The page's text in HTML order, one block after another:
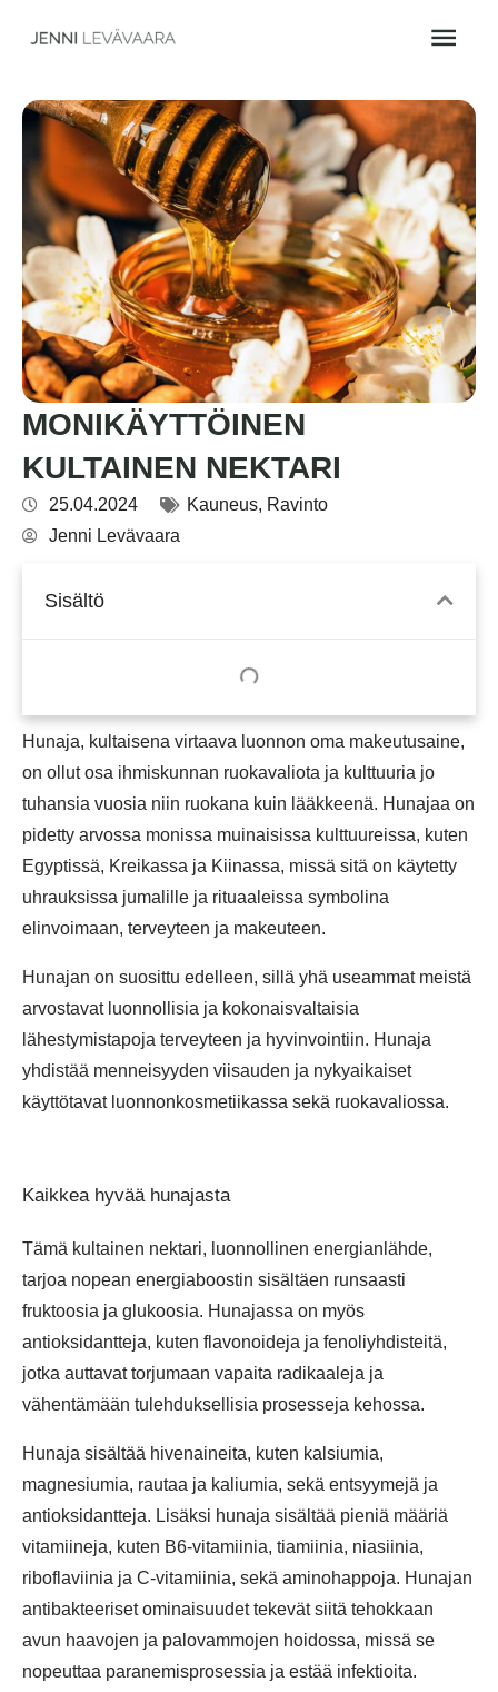
sisältöön
MONIKÄYTTÖINEN
KULTAINEN NEKTARI
25.04.2024 Kauneus, Ravinto
Jenni Levävaara
Sisältö
Hunaja, kultaisena virtaava luonnon oma makeutusaine,
on ollut osa ihmiskunnan ruokavaliota ja kulttuuria jo
tuhansia vuosia niin ruokana kuin lääkkeenä. Hunajaa on
pidetty arvossa monissa muinaisissa kulttuureissa, kuten
Egyptissä, Kreikassa ja Kiinassa, missä sitä on käytetty
uhrauksissa jumalille ja rituaaleissa symbolina
elinvoimaan, terveyteen ja makeuteen.
Hunajan on suosittu edelleen, sillä yhä useammat meistä
arvostavat luonnollisia ja kokonaisvaltaisia
lähestymistapoja terveyteen ja hyvinvointiin. Hunaja
yhdistää menneisyyden viisauden ja nykyaikaiset
käyttötavat luonnonkosmetiikassa sekä ruokavaliossa.
Kaikkea hyvää hunajasta
Tämä kultainen nektari, luonnollinen energianlähde,
tarjoa nopean energiaboostin sisältäen runsaasti
fruktoosia ja glukoosia. Hunajassa on myös
antioksidantteja, kuten flavonoideja ja fenoliyhdisteitä,
jotka auttavat torjumaan vapaita radikaaleja ja
vähentämään tulehduksellisia prosesseja kehossa.
Hunaja sisältää hivenaineita, kuten kalsiumia,
magnesiumia, rautaa ja kaliumia, sekä entsyymejä ja
antioksidantteja. Lisäksi hunaja sisältää pieniä määriä
vitamiineja, kuten B6-vitamiinia, tiamiinia, niasiinia,
riboflaviinia ja C-vitamiinia, sekä aminohappoja. Hunajan
antibakteeriset ominaisuudet tekevät siitä tehokkaan
avun haavojen ja palovammojen hoidossa, missä se
nopeuttaa paranemisprosessia ja estää infektioita.